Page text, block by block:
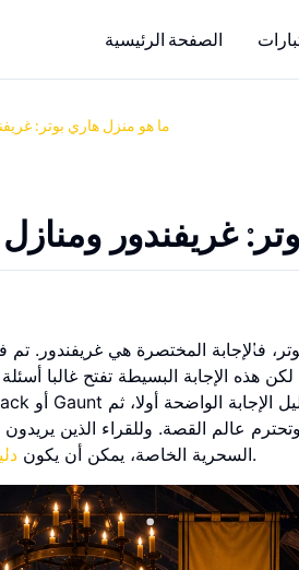
الصفحة الرئيسية
ما هو منزل هاري بوتر:
غريفندور
فالإجابة المختصرة هي غريفندور.
هذه الإجابة البسيطة تفتح غالبا
السحرية الخاصة، يمكن أن يكوننقطة بداية لطيفة.